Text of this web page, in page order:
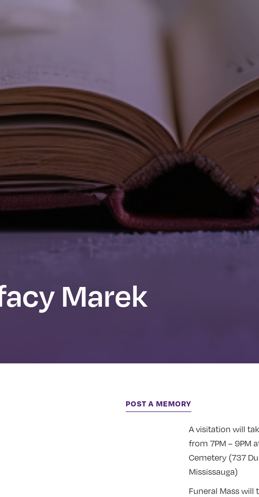
Marek
POST A MEMORY
A visitation will
from 7PM – 9PM
Cemetery (737
Mississauga)
Funeral Mass will